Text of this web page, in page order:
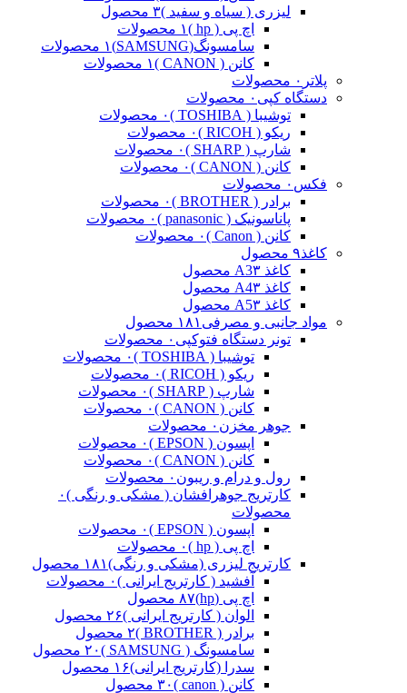
لیزری ( سیاه و سفید )۳ محصول
اچ پی ( hp )
۱ محصولات
سامسونگ(SAMSUNG)
۱ محصولات
کانن ( CANON )
۱ محصولات
پلاتر ۰ محصولات
دستگاه کپی ۰ محصولات
توشیبا ( TOSHIBA )
۰ محصولات
ریکو ( RICOH )
۰ محصولات
شارپ ( SHARP )
۰ محصولات
کانن ( CANON )
۰ محصولات
فکس ۰ محصولات
برادر ( BROTHER )
۰ محصولات
پاناسونیک ( panasonic )
۰ محصولات
کانن ( Canon )
۰ محصولات
کاغذ۹ محصول
کاغذ A3 ۳ محصول
کاغذ A4 ۳ محصول
کاغذ A5 ۳ محصول
مواد جانبی و مصرفی ۱۸۱ محصول
تونر دستگاه فتوکپی ۰ محصولات
توشیبا ( TOSHIBA )
۰ محصولات
ریکو ( RICOH )
۰ محصولات
شارپ ( SHARP )
۰ محصولات
کانن ( CANON )
۰ محصولات
جوهر مخزن ۰ محصولات
اپسون ( EPSON )
۰ محصولات
کانن ( CANON )
۰ محصولات
رول و درام و ریبون ۰ محصولات
کارتریج جوهرافشان ( مشکی و رنگی )۰
محصولات
اپسون ( EPSON )
۰ محصولات
اچ پی ( hp )
۰ محصولات
کارتریج لیزری (مشکی و رنگی)۱۸۱ محصول
آفشید ( کارتریج ایرانی )۰ محصولات
اچ پی (hp)
۸۷ محصول
الوان ( کارتریج ایرانی )۲۶ محصول
برادر ( BROTHER )
۲ محصول
سامسونگ ( SAMSUNG )
۲۰ محصول
سدرا (کارتریج ایرانی)۱۶ محصول
کانن ( canon )
۳۰ محصول